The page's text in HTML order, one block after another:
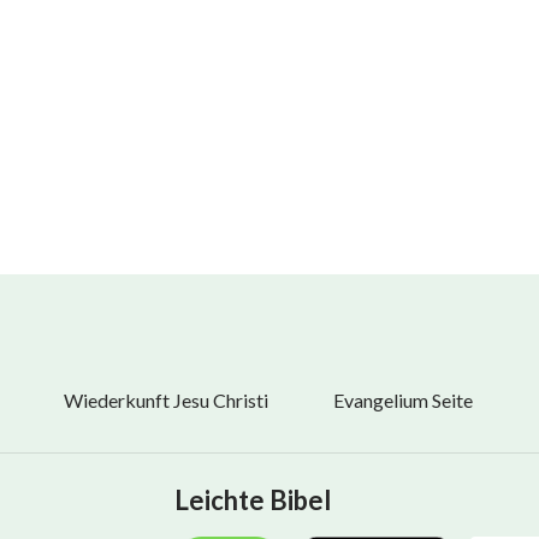
Wiederkunft Jesu Christi Evangelium Seite
Leichte Bibel